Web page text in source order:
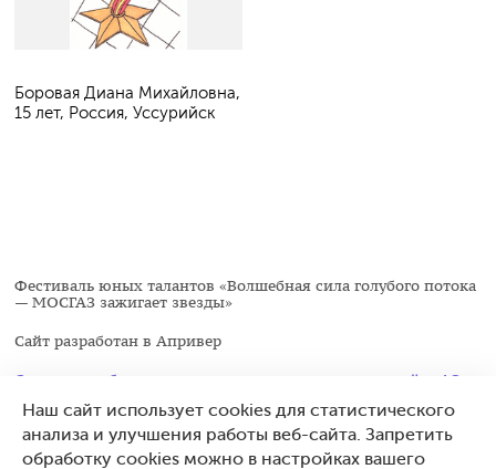
Боровая Диана Михайловна,
15 лет, Россия, Уссурийск
Фестиваль юных талантов «Волшебная сила голубого потока
— МОСГАЗ зажигает звезды»
Сайт разработан в Апривер
Следите за обновлениями в социальных сетях на сайте АО
mos-gaz.ru
Наш сайт использует cookies для статистического
анализа и улучшения работы веб-сайта. Запретить
обработку cookies можно в настройках вашего